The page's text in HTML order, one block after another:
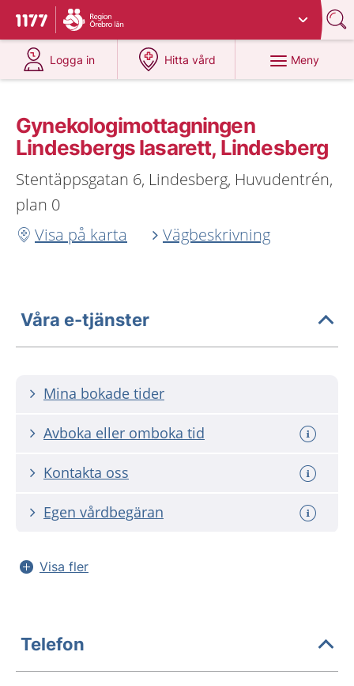
Till startsidan för 1177
Du har valt region
Logga in
på 1177.se
Hitta vård
på 1177.se
Meny
Gynekologimottagningen
Lindesbergs lasarett, Lindesberg
Stentäppsgatan 6, Lindesberg, Huvudentrén,
plan 0
Visa på karta
Vägbeskrivning
Våra e-tjänster
Mina bokade tider
Avboka eller omboka tid
Kontakta oss
Egen vårdbegäran
Visa fler
Telefon